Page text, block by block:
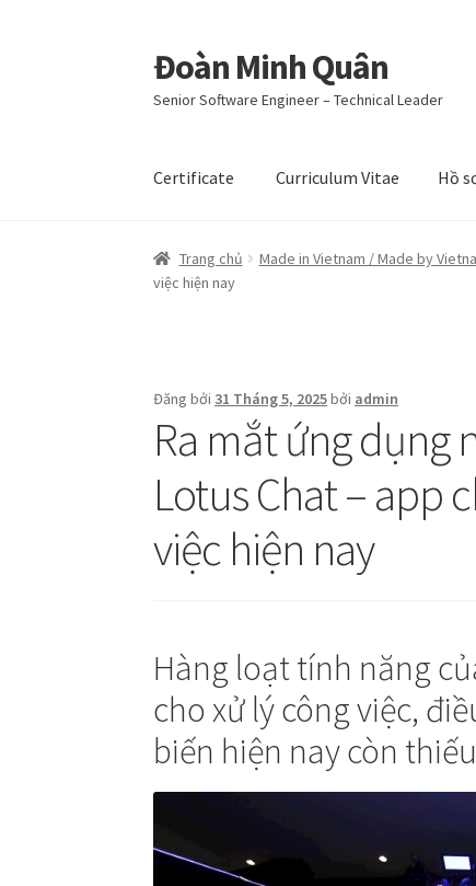
Đi
đến
Điều
Chuyển
đến
nội
Đoàn Minh Quân
Senior Software Engineer – Technical Leader
Certificate Curriculum Vitae Hồ
Trang chủ Made in Vietnam / Made by
việc hiện nay
Đăng bởi 31 Tháng 5, 2025bởi admin
Ra mắt ứng dụng
Lotus Chat – app
việc hiện nay
Hàng loạt tính năng
cho xử lý công việc,
biến hiện nay còn